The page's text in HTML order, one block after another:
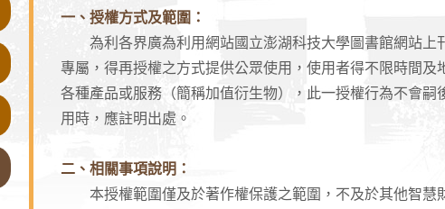
一、授權方式及範圍：
為利各界廣為利用網站國立澎湖科技大學圖書館網站上
專屬，得再授權之方式提供公眾使用，使用者得不限時間
各種產品或服務（簡稱加值衍生物），此一授權行為不會
用時，應註明出處。
二、相關事項說明：
本授權範圍僅及於著作權保護之範圍，不及於其他智慧